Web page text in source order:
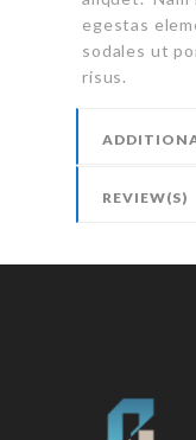
egestas
sodales ut
risus.
REVIEW(S)